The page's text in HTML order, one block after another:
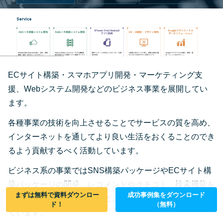
まずは無料で資料ダウンロー
ド！
成功事例集をダウンロード
（無料）
ECサイト構築・スマホアプリ開発・マーケティング支
援、Webシステム開発などのビジネス事業を展開してい
ます。
各種事業の技術を向上させることでサービスの質を高め、
インターネットを通してより良い生活をおくることのでき
るよう貢献するべく活動しています。
ビジネス系の事業ではSNS構築パッケージやECサイト構
築パッケージの開発、レコメンドやクチコミ、検索機能を
簡単に導入できるASPサービスなどのサービスを展開し
ています。